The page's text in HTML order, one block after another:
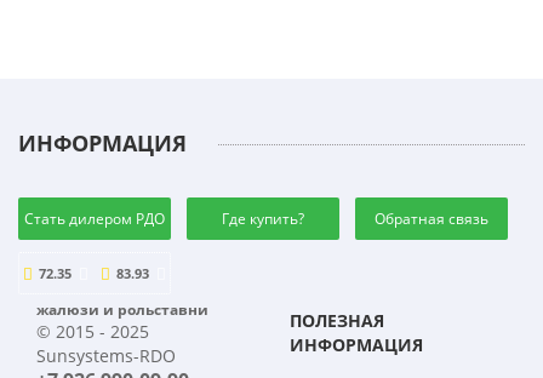
ИНФОРМАЦИЯ
Стать дилером РДО Где купить? Обратная связь
72.35 83.93
жалюзи и рольставни
© 2015 - 2025
Sunsystems-RDO
ПОЛЕЗНАЯ
ИНФОРМАЦИЯ